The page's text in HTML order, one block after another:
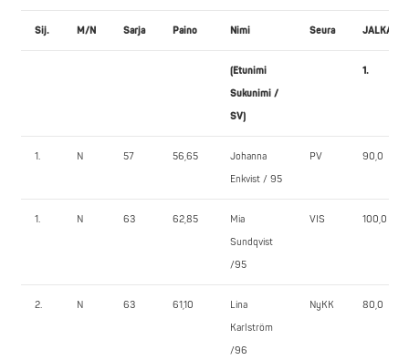
Sij. M/N Sarja Paino Nimi Seura
(Etunimi
Sukunimi /
SV)
1.
1. N 57 56,65
Johanna
Enkvist / 95
PV 90,0
1. N 63 62,85
Mia
Sundqvist
/95
VIS 100,0
2. N 63 61,10
Lina
Karlström
/96
NyKK 80,0